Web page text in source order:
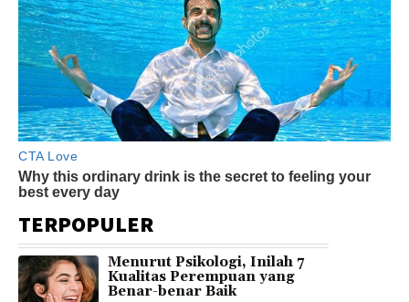
TERPOPULER
Menurut Psikologi, Inilah 7
Kualitas Perempuan yang
Benar-benar Baik